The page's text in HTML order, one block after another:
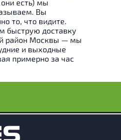
есть) мы
Вы
то, что видите.
быструю доставку
район Москвы — мы
и выходные
примерно за час